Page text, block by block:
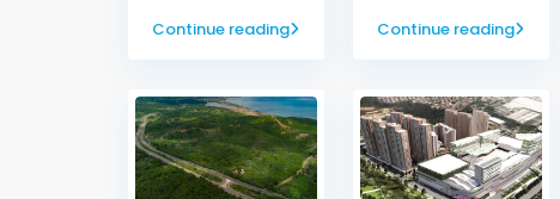
Continue reading
Continue reading